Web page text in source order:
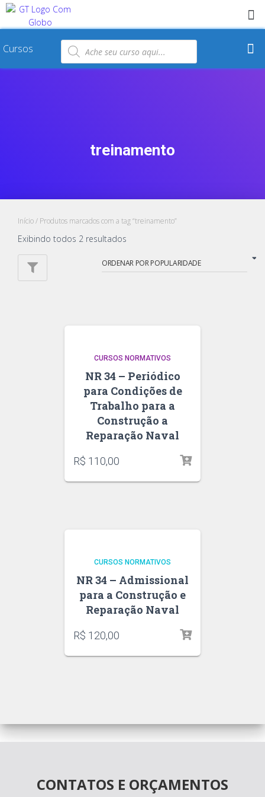
Cursos
treinamento
Início/ Produtos marcados com a tag “treinamento”
Exibindo todos 2 resultados
CURSOS NORMATIVOS
NR 34 – Periódico
para Condições de
Trabalho para a
Construção a
Reparação Naval
R$ 110,00
CURSOS NORMATIVOS
NR 34 – Admissional
para a Construção e
Reparação Naval
R$ 120,00
CONTATOS E ORÇAMENTOS